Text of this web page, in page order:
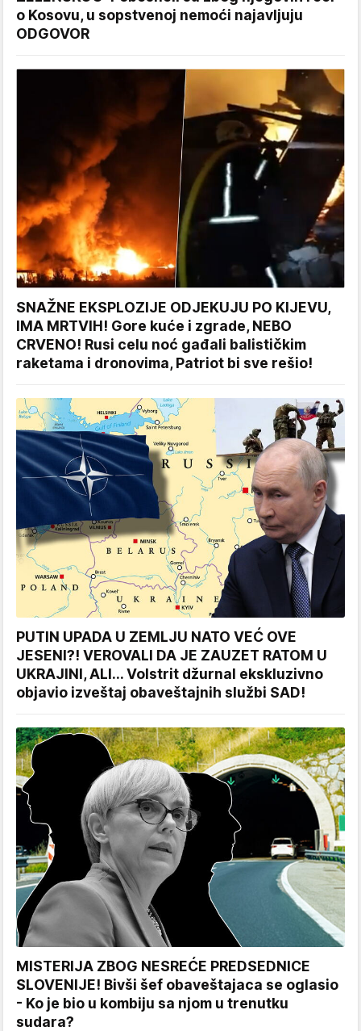
o Kosovu, u sopstvenoj nemoći najavljuju
ODGOVOR
SNAŽNE EKSPLOZIJE ODJEKUJU PO KIJEVU,
IMA MRTVIH! Gore kuće i zgrade, NEBO
CRVENO! Rusi celu noć gađali balističkim
raketama i dronovima, Patriot bi sve rešio!
PUTIN UPADA U ZEMLJU NATO VEĆ OVE
JESENI?! VEROVALI DA JE ZAUZET RATOM U
UKRAJINI, ALI... Volstrit džurnal ekskluzivno
objavio izveštaj obaveštajnih službi SAD!
MISTERIJA ZBOG NESREĆE PREDSEDNICE
SLOVENIJE! Bivši šef obaveštajaca se oglasio
- Ko je bio u kombiju sa njom u trenutku
sudara?